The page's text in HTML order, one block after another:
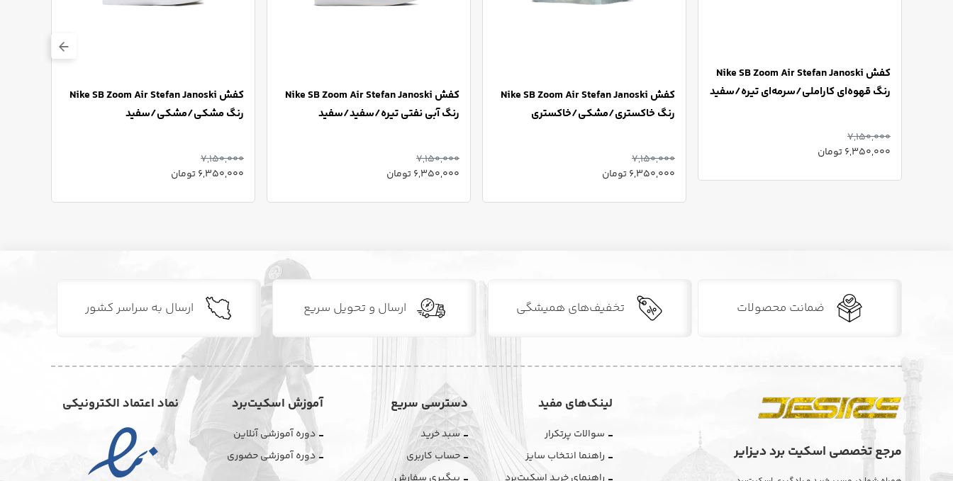
کفش Nike SB Zoom Air Stefan Janoski
رنگ قهوه‌ای کاراملی/سرمه‌ای تیره/سفید
7,150,000
6,350,000 تومان
کفش Nike SB Zoom Air Stefan Janoski
رنگ خاکستری/مشکی/خاکستری
7,150,000
6,350,000 تومان
کفش Nike SB Zoom Air Stefan Janoski
رنگ آبی نفتی تیره/سفید/سفید
7,150,000
6,350,000 تومان
کفش Nike SB Zoom Air Stefan Janoski
رنگ مشکی/مشکی/سفید
7,150,000
6,350,000 تومان
ضمانت محصولات تخفیف‌های همیشگی ارسال و تحویل سریع ارسال به سراسر کشور
مرجع تخصصی اسکیت برد دیزایر
لینک‌های مفید
سوالات پرتکرار
راهنما انتخاب سایز
دسترسی سریع
سبد خرید
حساب کاربری
آموزش اسکیت‌برد
دوره آموزشی آنلاین
دوره آموزشی حضوری
نماد اعتماد الکترونیکی